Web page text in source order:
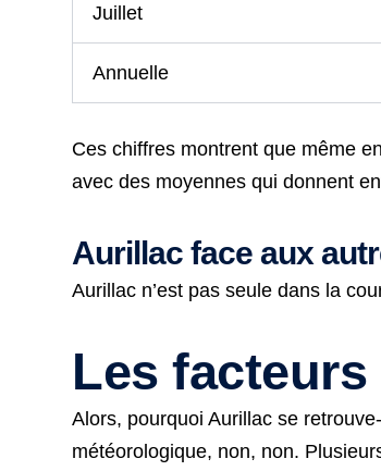
Juillet
Annuelle
Ces chiffres montrent que même
avec des moyennes qui donnent
Aurillac face aux
Aurillac n’est pas seule dans la
Les
Alors, pourquoi Aurillac se
météorologique, non, non.